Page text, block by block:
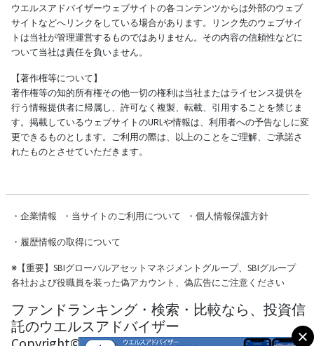
ウエルスアドバイザーウェブサイトの各コンテンツからは外部のウェブ
サイトなどへリンクをしている場合があります。リンク先のウェブサイ
トは当社が管理運営するものではありません。その内容の信頼性などに
ついて当社は責任を負いません。
【著作権等について】
著作権等の知的所有権その他一切の権利は当社またはライセンス提供を
行う情報提供者に帰属し、許可なく複製、転載、引用することを禁じま
す。掲載しているウェブサイトのURLや情報は、利用者への予告なしに変
更できるものとします。ご利用の際は、以上のことをご理解、ご承諾さ
れたものとさせていただきます。
・ 企業情報 ・ 当サイトのご利用について ・ 個人情報保護方針
・ 履歴情報の取得について
※【重要】SBIグローバルアセットマネジメントグループ、SBIグループ
各社および役職員を装った偽アカウント、偽広告にご注意ください
ファンドランキング・検索・比較なら、投資信
託のウエルスアドバイザー